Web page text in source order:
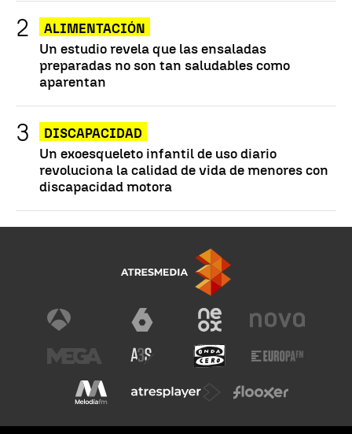
ALIMENTACIÓN
Un estudio revela que las ensaladas
preparadas no son tan saludables como
aparentan
DISCAPACIDAD
Un exoesqueleto infantil de uso diario
revoluciona la calidad de vida de menores con
discapacidad motora